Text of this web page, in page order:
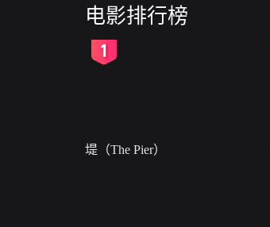
电影排行榜
堤（The Pier）